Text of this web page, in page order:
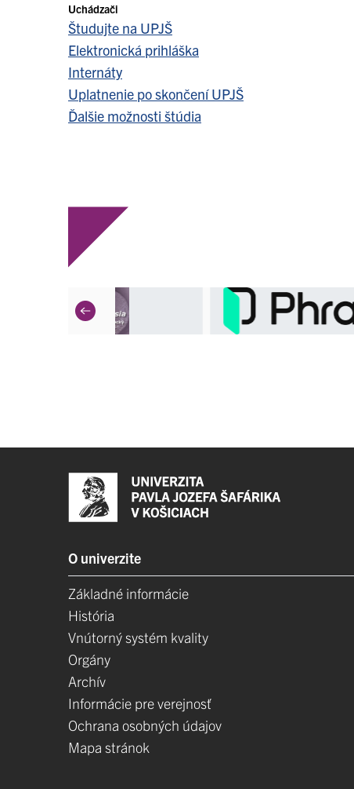
Uchádzači
Študujte na UPJŠ
Elektronická prihláška
Internáty
Uplatnenie po skončení UPJŠ
Ďalšie možnosti štúdia
O univerzite
Základné informácie
História
Vnútorný systém kvality
Orgány
Archív
Informácie pre verejnosť
Ochrana osobných údajov
Mapa stránok